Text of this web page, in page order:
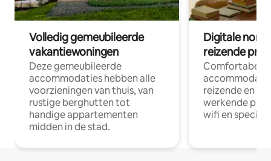
Volledig gemeubileerde
vakantiewoningen
Deze gemeubileerde
accommodaties hebben alle
voorzieningen van thuis, van
rustige berghutten tot
handige appartementen
midden in de stad.
Digitale
reizende
Comfortabele
reizende en
werkende
wifi en